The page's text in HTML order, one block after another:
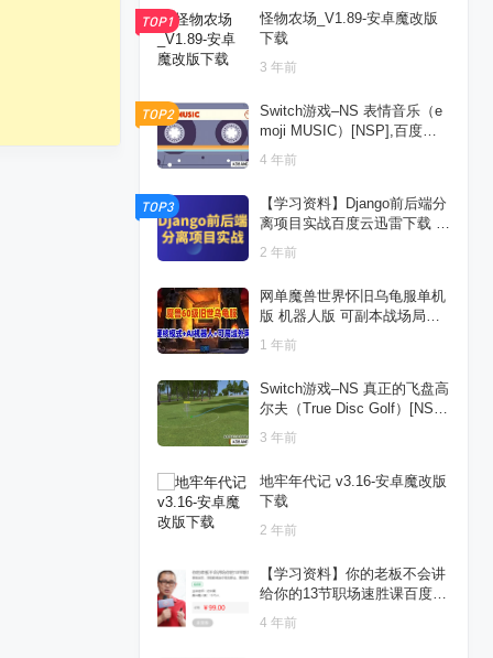
TOP1
怪物农场_V1.89-安卓魔改版
下载
3 年前
TOP2
Switch游戏–NS 表情音乐（e
moji MUSIC）[NSP],百度云
下载
4 年前
TOP3
【学习资料】Django前后端分
离项目实战百度云迅雷下载 –
百度,天翼,夸克网盘下载
2 年前
网单魔兽世界怀旧乌龟服单机
版 机器人版 可副本战场局域
外网 网游单机
1 年前
Switch游戏–NS 真正的飞盘高
尔夫（True Disc Golf）[NS
P],百度云下载
3 年前
地牢年代记 v3.16-安卓魔改版
下载
2 年前
【学习资料】你的老板不会讲
给你的13节职场速胜课百度云
阿里云下载
4 年前